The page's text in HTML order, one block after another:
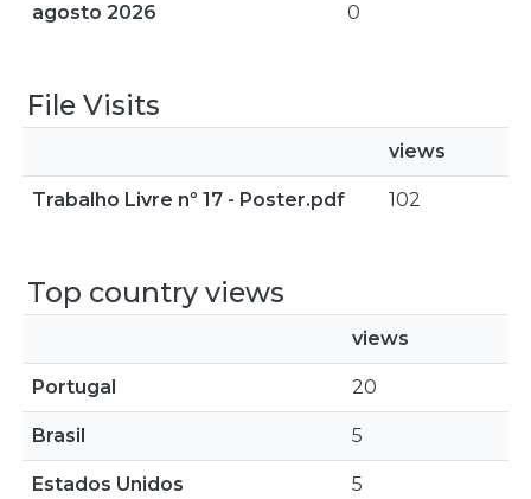
agosto 2026 0
File Visits
views
Trabalho Livre nº 17 - Poster.pdf 102
Top country views
views
Portugal 20
Brasil 5
Estados Unidos 5